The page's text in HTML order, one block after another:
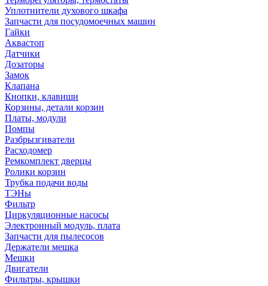
Уплотнители духового шкафа
Запчасти для посудомоечных машин
Гайки
Аквастоп
Датчики
Дозаторы
Замок
Клапана
Кнопки, клавиши
Корзины, детали корзин
Платы, модули
Помпы
Разбрызгиватели
Расходомер
Ремкомплект дверцы
Ролики корзин
Трубка подачи воды
ТЭНы
Фильтр
Циркуляционные насосы
Электронный модуль, плата
Запчасти для пылесосов
Держатели мешка
Мешки
Двигатели
Фильтры, крышки